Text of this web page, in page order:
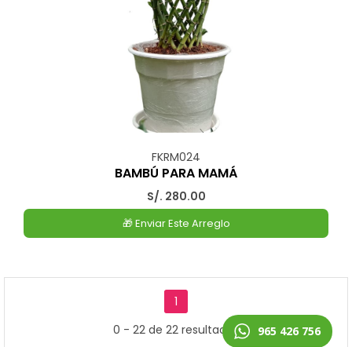
FKRM024
BAMBÚ PARA MAMÁ
S/. 280.00
🎁 Enviar Este Arreglo
1
0 - 22 de 22 resultados
965 426 756